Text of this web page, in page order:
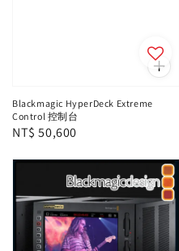
Blackmagic HyperDeck Extreme
Control 控制台
Regular
NT$ 50,600